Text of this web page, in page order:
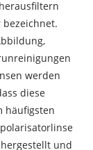
werden
diese
häufigsten
und